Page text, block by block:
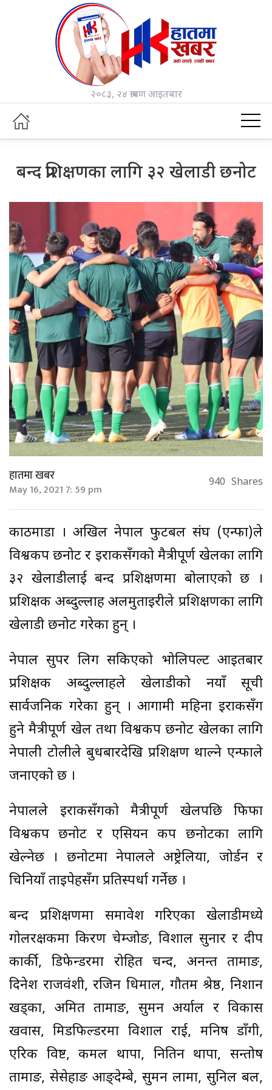
२०८३, २४ श्रावण आइतबार
बन्द प्रशिक्षणका लागि ३२ खेलाडी छनोट
हातमा खबर
May 16, 2021 7: 59 pm 940 Shares
काठमाडौं । अखिल नेपाल फुटबल संघ (एन्फा)ले
विश्वकप छनोट र इराकसँगको मैत्रीपूर्ण खेलका लागि
३२ खेलाडीलाई बन्द प्रशिक्षणमा बोलाएको छ ।
प्रशिक्षक अब्दुल्लाह अलमुताइरीले प्रशिक्षणका लागि
खेलाडी छनोट गरेका हुन् ।
नेपाल सुपर लिग सकिएको भोलिपल्ट आइतबार
प्रशिक्षक अब्दुल्लाहले खेलाडीको नयाँ सूची
सार्वजनिक गरेका हुन् । आगामी महिना इराकसँग
हुने मैत्रीपूर्ण खेल तथा विश्वकप छनोट खेलका लागि
नेपाली टोलीले बुधबारदेखि प्रशिक्षण थाल्ने एन्फाले
जनाएको छ ।
नेपालले इराकसँगको मैत्रीपूर्ण खेलपछि फिफा
विश्वकप छनोट र एसियन कप छनोटका लागि
खेल्नेछ । छनोटमा नेपालले अष्ट्रेलिया, जोर्डन र
चिनियाँ ताइपेहसँग प्रतिस्पर्धा गर्नेछ ।
बन्द प्रशिक्षणमा समावेश गरिएका खेलाडीमध्ये
गोलरक्षकमा किरण चेम्जोङ, विशाल सुनार र दीप
कार्की, डिफेन्डरमा रोहित चन्द, अनन्त तामाङ,
दिनेश राजवंशी, रजिन धिमाल, गौतम श्रेष्ठ, निशान
खड्का, अमित तामाङ, सुमन अर्याल र विकास
खवास, मिडफिल्डरमा विशाल राई, मनिष डाँगी,
एरिक विष्ट, कमल थापा, नितिन थापा, सन्तोष
तामाङ, सेसेहाङ आङ्देम्बे, सुमन लामा, सुनिल बल,